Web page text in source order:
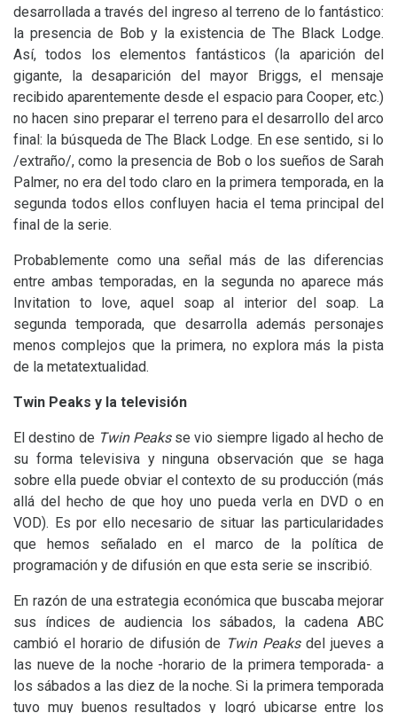
desarrollada a través del ingreso al terreno de lo fantástico:
la presencia de Bob y la existencia de The Black Lodge.
Así, todos los elementos fantásticos (la aparición del
gigante, la desaparición del mayor Briggs, el mensaje
recibido aparentemente desde el espacio para Cooper, etc.)
no hacen sino preparar el terreno para el desarrollo del arco
final: la búsqueda de The Black Lodge. En ese sentido, si lo
/extraño/, como la presencia de Bob o los sueños de Sarah
Palmer, no era del todo claro en la primera temporada, en la
segunda todos ellos confluyen hacia el tema principal del
final de la serie.
Probablemente como una señal más de las diferencias
entre ambas temporadas, en la segunda no aparece más
Invitation to love, aquel soap al interior del soap. La
segunda temporada, que desarrolla además personajes
menos complejos que la primera, no explora más la pista
de la metatextualidad.
Twin Peaks y la televisión
El destino de Twin Peaksse vio siempre ligado al hecho de
su forma televisiva y ninguna observación que se haga
sobre ella puede obviar el contexto de su producción (más
allá del hecho de que hoy uno pueda verla en DVD o en
VOD). Es por ello necesario de situar las particularidades
que hemos señalado en el marco de la política de
programación y de difusión en que esta serie se inscribió.
En razón de una estrategia económica que buscaba mejorar
sus índices de audiencia los sábados, la cadena ABC
cambió el horario de difusión de Twin Peaksdel jueves a
las nueve de la noche -horario de la primera temporada- a
los sábados a las diez de la noche. Si la primera temporada
tuvo muy buenos resultados y logró ubicarse entre los